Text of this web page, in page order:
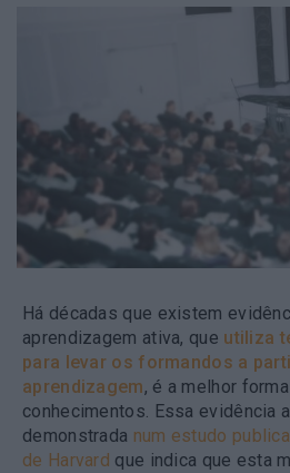
Há décadas que existem
aprendizagem ativa, que utiliza
para levar os formandos a
aprendizagem, é a melhor
conhecimentos. Essa evidência
demonstrada num estudo
de Harvard que indica que esta